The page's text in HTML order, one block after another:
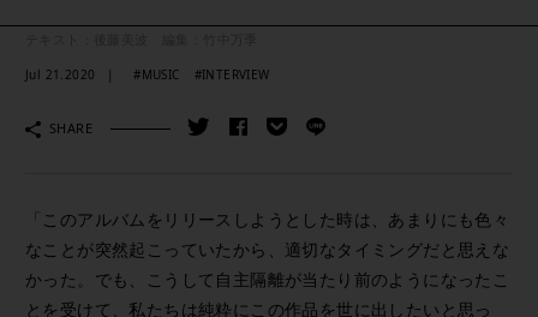
Jul 21.2020 #MUSIC #INTERVIEW
SHARE
「このアルバムをリリースしようとした時は、あまりにも色々
なことが突然起こっていたから、適切なタイミングだと思えな
かった。でも、こうして自主隔離が当たり前のようになったこ
とを受けて、私たちは純粋にこの作品を世に出したいと思っ